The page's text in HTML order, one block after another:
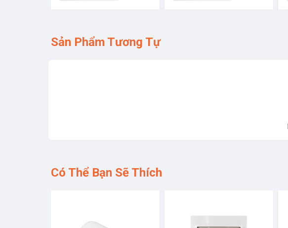
Sản Phẩm Tương Tự
Có Thể Bạn Sẽ Thích